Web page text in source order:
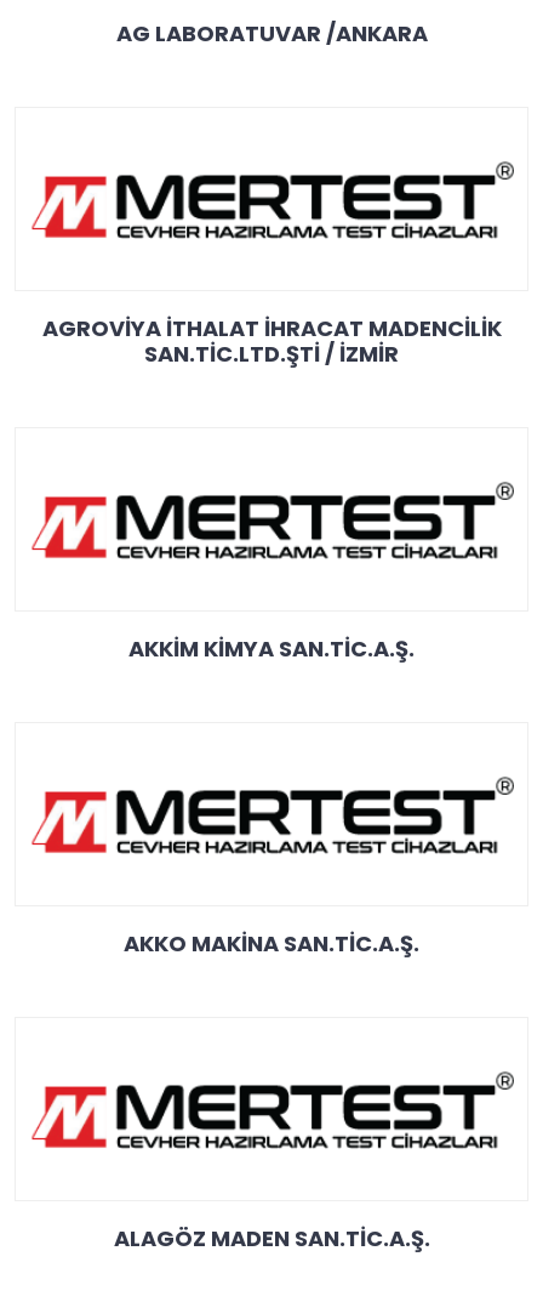
AG LABORATUVAR /ANKARA
AGROVİYA İTHALAT İHRACAT MADENCİLİK
SAN.TİC.LTD.ŞTİ / İZMİR
AKKİM KİMYA SAN.TİC.A.Ş.
AKKO MAKİNA SAN.TİC.A.Ş.
ALAGÖZ MADEN SAN.TİC.A.Ş.